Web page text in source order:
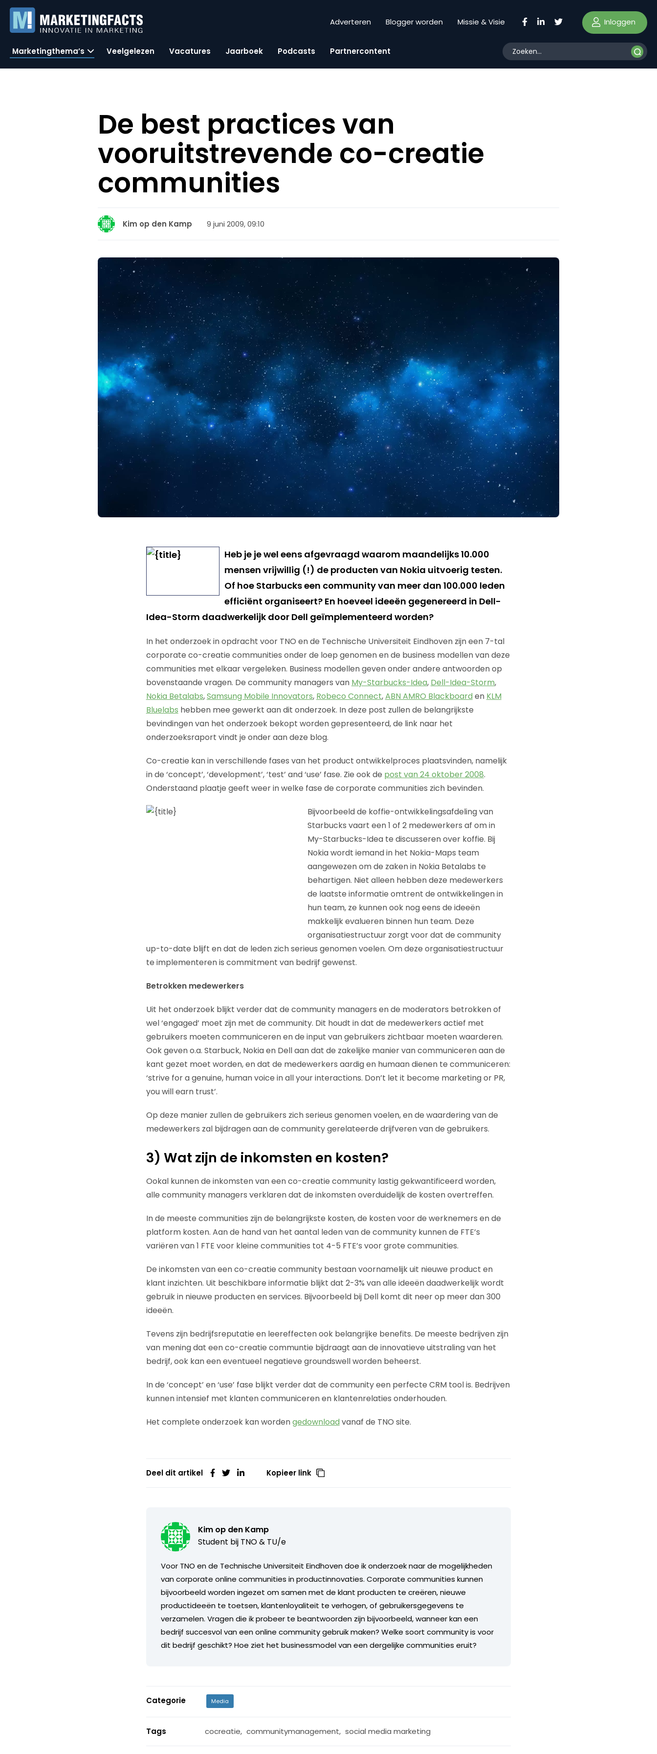
Adverteren Blogger worden Missie & Visie Inloggen
Marketingthema’s Veelgelezen Vacatures Jaarboek Podcasts Partnercontent
De best practices van
vooruitstrevende co-creatie
communities
Kim op den Kamp 9 juni 2009, 09:10
Heb je je wel eens afgevraagd waarom maandelijks 10.000
mensen vrijwillig (!) de producten van Nokia uitvoerig testen.
Of hoe Starbucks een community van meer dan 100.000 leden
efficiënt organiseert? En hoeveel ideeën gegenereerd in Dell-
Idea-Storm daadwerkelijk door Dell geïmplementeerd worden?
In het onderzoek in opdracht voor TNO en de Technische Universiteit Eindhoven zijn een 7-tal
corporate co-creatie communities onder de loep genomen en de business modellen van deze
communities met elkaar vergeleken. Business modellen geven onder andere antwoorden op
bovenstaande vragen. De community managers van My-Starbucks-Idea, Dell-Idea-Storm,
Nokia Betalabs,Samsung Mobile Innovators, Robeco Connect,ABN AMRO Blackboard en KLM
Bluelabs hebben mee gewerkt aan dit onderzoek. In deze post zullen de belangrijkste
bevindingen van het onderzoek bekopt worden gepresenteerd, de link naar het
onderzoeksraport vindt je onder aan deze blog.
Co-creatie kan in verschillende fases van het product ontwikkelproces plaatsvinden, namelijk
in de ‘concept’, ‘development’, ‘test’ and ‘use’ fase. Zie ook de post van 24 oktober 2008.
Onderstaand plaatje geeft weer in welke fase de corporate communities zich bevinden.
Bijvoorbeeld de koffie-ontwikkelingsafdeling van
Starbucks vaart een 1 of 2 medewerkers af om in
My-Starbucks-Idea te discusseren over koffie. Bij
Nokia wordt iemand in het Nokia-Maps team
aangewezen om de zaken in Nokia Betalabs te
behartigen. Niet alleen hebben deze medewerkers
de laatste informatie omtrent de ontwikkelingen in
hun team, ze kunnen ook nog eens de ideeën
makkelijk evalueren binnen hun team. Deze
organisatiestructuur zorgt voor dat de community
up-to-date blijft en dat de leden zich serieus genomen voelen. Om deze organisatiestructuur
te implementeren is commitment van bedrijf gewenst.
Betrokken medewerkers
Uit het onderzoek blijkt verder dat de community managers en de moderators betrokken of
wel ‘engaged’ moet zijn met de community. Dit houdt in dat de medewerkers actief met
gebruikers moeten communiceren en de input van gebruikers zichtbaar moeten waarderen.
Ook geven o.a. Starbuck, Nokia en Dell aan dat de zakelijke manier van communiceren aan de
kant gezet moet worden, en dat de medewerkers aardig en humaan dienen te communiceren:
‘strive for a genuine, human voice in all your interactions. Don’t let it become marketing or PR,
you will earn trust’.
Op deze manier zullen de gebruikers zich serieus genomen voelen, en de waardering van de
medewerkers zal bijdragen aan de community gerelateerde drijfveren van de gebruikers.
3) Wat zijn de inkomsten en kosten?
Ookal kunnen de inkomsten van een co-creatie community lastig gekwantificeerd worden,
alle community managers verklaren dat de inkomsten overduidelijk de kosten overtreffen.
In de meeste communities zijn de belangrijkste kosten, de kosten voor de werknemers en de
platform kosten. Aan de hand van het aantal leden van de community kunnen de FTE’s
variëren van 1 FTE voor kleine communities tot 4-5 FTE’s voor grote communities.
De inkomsten van een co-creatie community bestaan voornamelijk uit nieuwe product en
klant inzichten. Uit beschikbare informatie blijkt dat 2-3% van alle ideeën daadwerkelijk wordt
gebruik in nieuwe producten en services. Bijvoorbeeld bij Dell komt dit neer op meer dan 300
ideeën.
Tevens zijn bedrijfsreputatie en leereffecten ook belangrijke benefits. De meeste bedrijven zijn
van mening dat een co-creatie communtie bijdraagt aan de innovatieve uitstraling van het
bedrijf, ook kan een eventueel negatieve groundswell worden beheerst.
In de ‘concept’ en ‘use’ fase blijkt verder dat de community een perfecte CRM tool is. Bedrijven
kunnen intensief met klanten communiceren en klantenrelaties onderhouden.
Het complete onderzoek kan wordengedownload vanaf de TNO site.
Deel dit artikel Kopieer link
Kim op den Kamp
Student bij TNO & TU/e
Voor TNO en de Technische Universiteit Eindhoven doe ik onderzoek naar de mogelijkheden
van corporate online communities in productinnovaties. Corporate communities kunnen
bijvoorbeeld worden ingezet om samen met de klant producten te creëren, nieuwe
productideeën te toetsen, klantenloyaliteit te verhogen, of gebruikersgegevens te
verzamelen. Vragen die ik probeer te beantwoorden zijn bijvoorbeeld, wanneer kan een
bedrijf succesvol van een online community gebruik maken? Welke soort community is voor
dit bedrijf geschikt? Hoe ziet het businessmodel van een dergelijke communities eruit?
Categorie Media
Tags cocreatie, communitymanagement, social media marketing